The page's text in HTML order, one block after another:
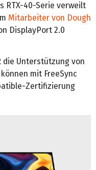
RTX-40-Serie verweilt
Mitarbeiter von Dough
DisplayPort 2.0
die Unterstützung von
mit FreeSync
Zertifizierung